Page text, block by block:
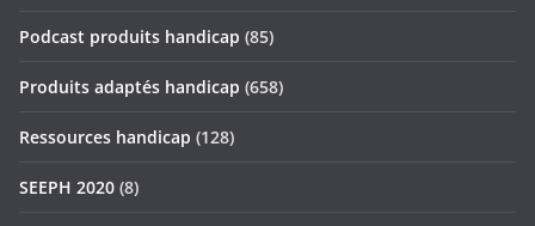
Podcast produits handicap (85)
Produits adaptés handicap (658)
Ressources handicap (128)
SEEPH 2020 (8)